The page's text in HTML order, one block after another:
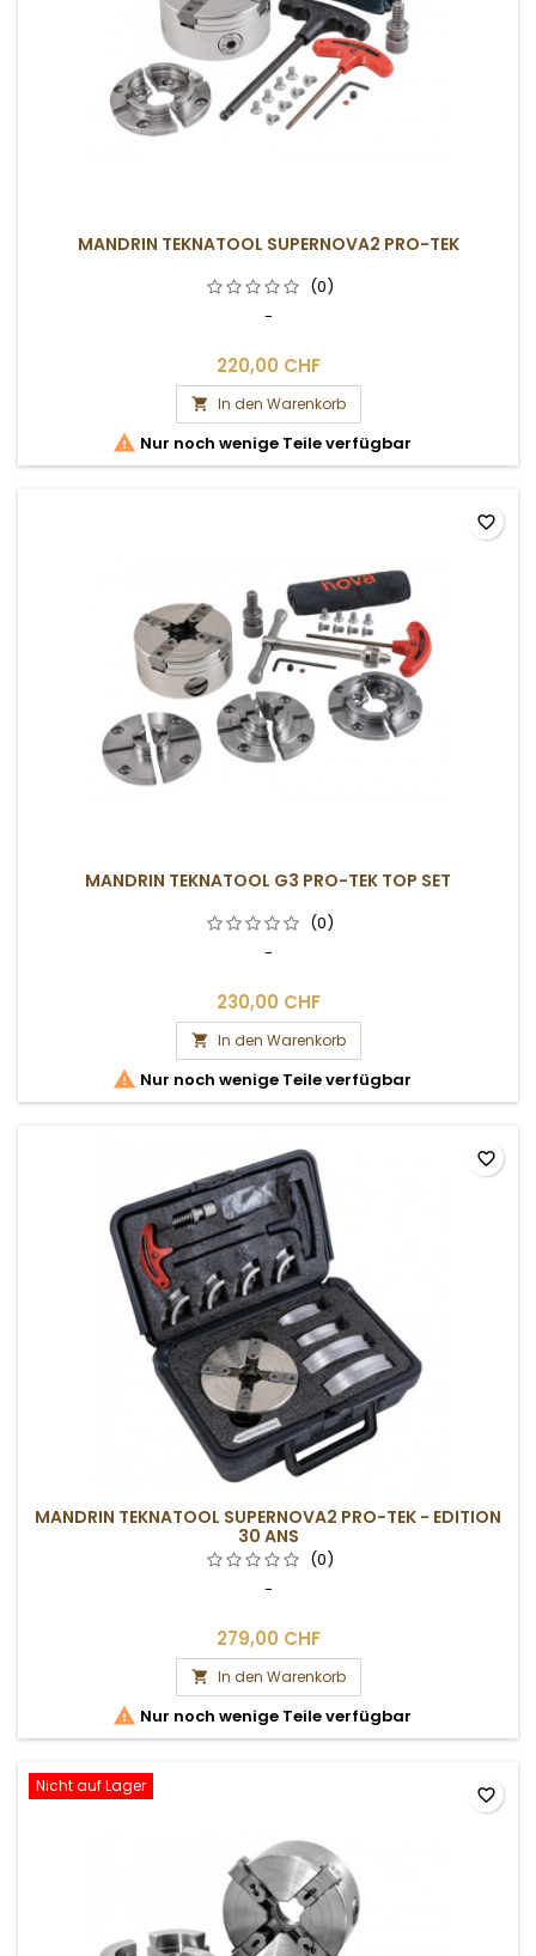
MANDRIN TEKNATOOL SUPERNOVA2 PRO-TEK
(0)
-
220,00 CHF
 In den Warenkorb
 Nur noch wenige Teile verfügbar
MANDRIN TEKNATOOL G3 PRO-TEK TOP SET
(0)
-
230,00 CHF
 In den Warenkorb
 Nur noch wenige Teile verfügbar
favorite_border
MANDRIN TEKNATOOL SUPERNOVA2 PRO-TEK - EDITION
30 ANS
(0)
-
279,00 CHF
 In den Warenkorb
 Nur noch wenige Teile verfügbar
favorite_border
Nicht auf Lager favorite_border